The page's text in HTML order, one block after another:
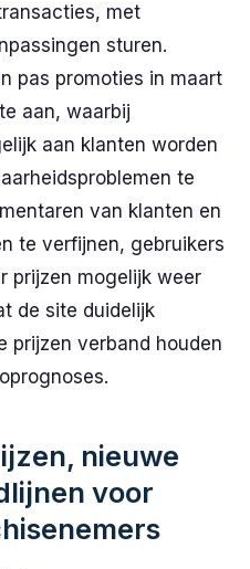
met
sturen.
pas promoties in maart
aan, waarbij
aan klanten worden
te
van klanten en
te verfijnen, gebruikers
prijzen mogelijk weer
de site duidelijk
prijzen verband houden
nieuwe
voor